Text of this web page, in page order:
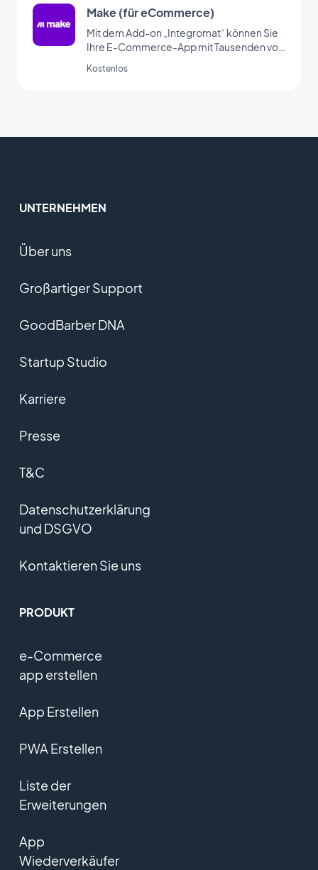
Make (für eCommerce)
Mit dem Add-on „Integromat“ können Sie
Ihre E-Commerce-App mit Tausenden von
diesem Add-on richten Sie automatische
Kostenlos
UNTERNEHMEN
Über uns
Großartiger Support
GoodBarber DNA
Startup Studio
Karriere
Presse
T&C
Datenschutzerklärung
und DSGVO
Kontaktieren Sie uns
PRODUKT
e-Commerce
app erstellen
App Erstellen
PWA Erstellen
Liste der
Erweiterungen
App
Wiederverkäufer